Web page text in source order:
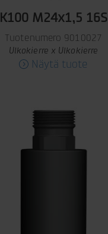
K100 M24x1,5 16S
Tuotenumero 9010027
Ulkokierre x Ulkokierre
Näytä tuote